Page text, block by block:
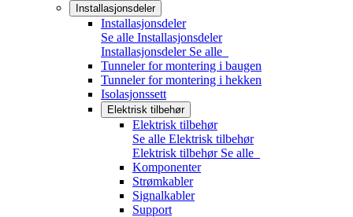
Installasjonsdeler
Installasjonsdeler
Se alle Installasjonsdeler
Installasjonsdeler Se alle
Tunneler for montering i baugen
Tunneler for montering i hekken
Isolasjonssett
Elektrisk tilbehør
Elektrisk tilbehør
Se alle Elektrisk tilbehør
Elektrisk tilbehør Se alle
Komponenter
Strømkabler
Signalkabler
Support